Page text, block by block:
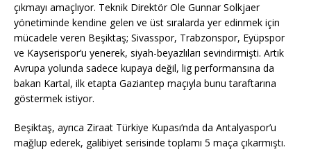
çıkmayı amaçlıyor. Teknik Direktör Ole Gunnar Solkjaer
yönetiminde kendine gelen ve üst sıralarda yer edinmek için
mücadele veren Beşiktaş; Sivasspor, Trabzonspor, Eyüpspor
ve Kayserispor’u yenerek, siyah-beyazlıları sevindirmişti. Artık
Avrupa yolunda sadece kupaya değil, lig performansına da
bakan Kartal, ilk etapta Gaziantep maçıyla bunu taraftarına
göstermek istiyor.
Beşiktaş, ayrıca Ziraat Türkiye Kupası’nda da Antalyaspor’u
mağlup ederek, galibiyet serisinde toplamı 5 maça çıkarmıştı.